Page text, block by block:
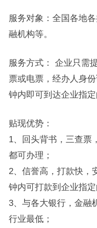
服务对象：全国各地
融机构等。
服务方式： 企业只需
票或电票，经办人身
钟内即可到达企业指定
贴现优势：
1、回头背书，三查票
都可办理；
2、信誉高，打款快，
钟内可打款到企业指
3、与各大银行，金融
行业最低；